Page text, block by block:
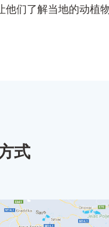
们了解当地的动
式